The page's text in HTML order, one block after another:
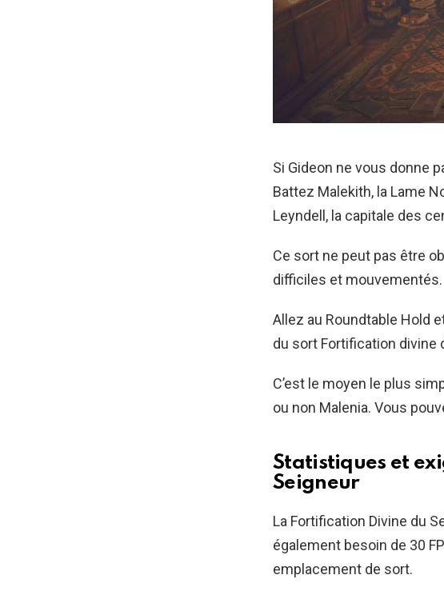
Si Gideon ne vous donne
Battez Malekith, la Lame
Leyndell, la capitale des
Ce sort ne peut pas être
difficiles et mouvementés.
Allez au Roundtable Hold
du sort Fortification divine
C’est le moyen le plus
ou non Malenia. Vous
Statistiques et
Seigneur
La Fortification Divine du
également besoin de 30
emplacement de sort.